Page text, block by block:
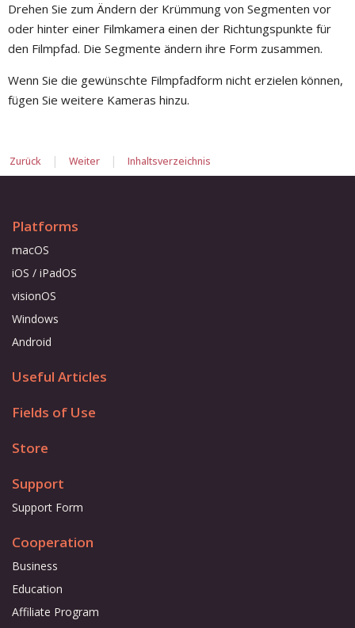
Drehen Sie zum Ändern der Krümmung von Segmenten vor
oder hinter einer Filmkamera einen der Richtungspunkte für
den Filmpfad. Die Segmente ändern ihre Form zusammen.
Wenn Sie die gewünschte Filmpfadform nicht erzielen können,
fügen Sie weitere Kameras hinzu.
Zurück | Weiter | Inhaltsverzeichnis
Platforms
macOS
iOS / iPadOS
visionOS
Windows
Android
Useful Articles
Fields of Use
Store
Support
Support Form
Cooperation
Business
Education
Affiliate Program